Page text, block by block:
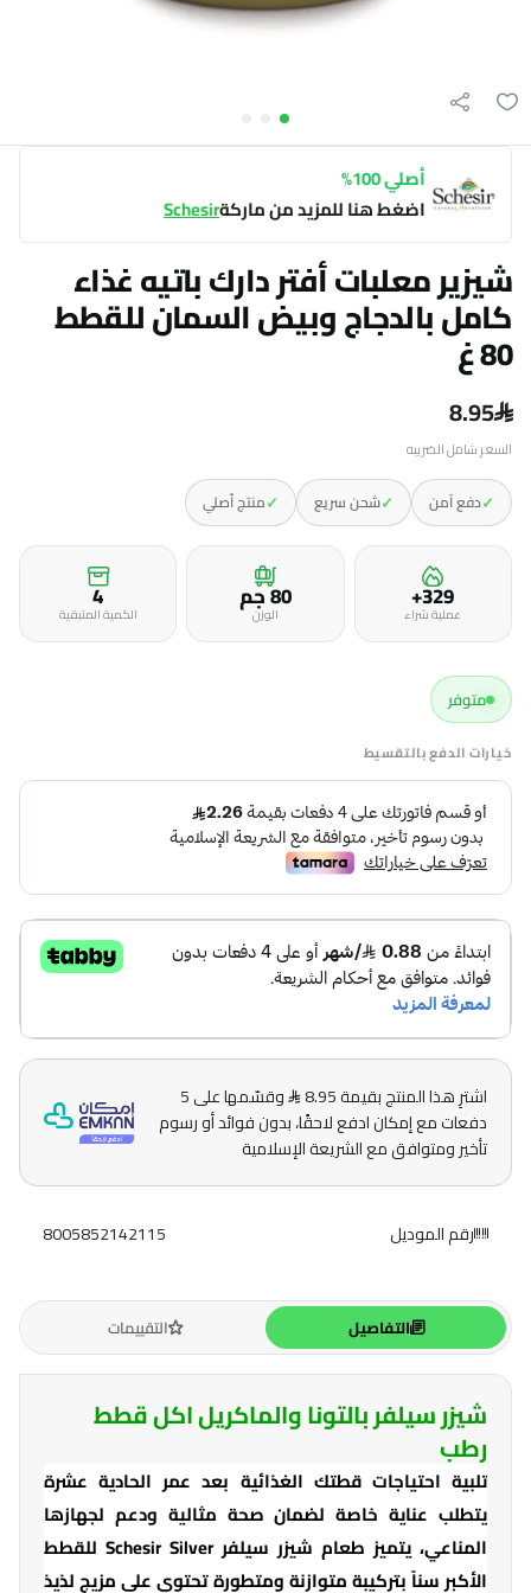
أصلي 100%
اضغط هنا للمزيد من ماركةSchesir
شيزير معلبات أفتر دارك باتيه غذاء
كامل بالدجاج وبيض السمان للقطط
80 غ
8.95
السعر شامل الضريبه
✓دفع آمن ✓شحن سريع ✓منتج أصلي
329+
عملية شراء 80 جمالوزن 4
الكمية المتبقية
متوفر
خيارات الدفع بالتقسيط
اشترِ هذا المنتج بقيمة 8.95
وقسّمها على 5
دفعات مع إمكان ادفع لاحقًا، بدون فوائد أو رسوم
تأخير ومتوافق مع الشريعة الإسلامية
رقم الموديل 8005852142115
التفاصيل التقييمات
شيزر سيلفر بالتونا والماكريل اكل قطط
رطب
تلبية احتياجات قطتك الغذائية بعد عمر الحادية عشرة
يتطلب عناية خاصة لضمان صحة مثالية ودعم لجهازها
المناعي، يتميز طعام شيزر سيلفر Schesir Silver للقطط
الأكبر سناً بتركيبة متوازنة ومتطورة تحتوي على مزيج لذيذ